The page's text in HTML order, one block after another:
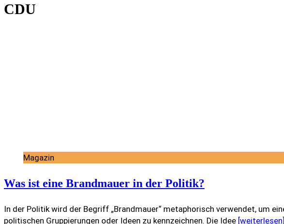
CDU
Magazin
Was ist eine Brandmauer in der Politik?
In der Politik wird der Begriff „Brandmauer“ metaphorisch verwendet, um
politischen Gruppierungen oder Ideen zu kennzeichnen. Die Idee [weiterlesen]